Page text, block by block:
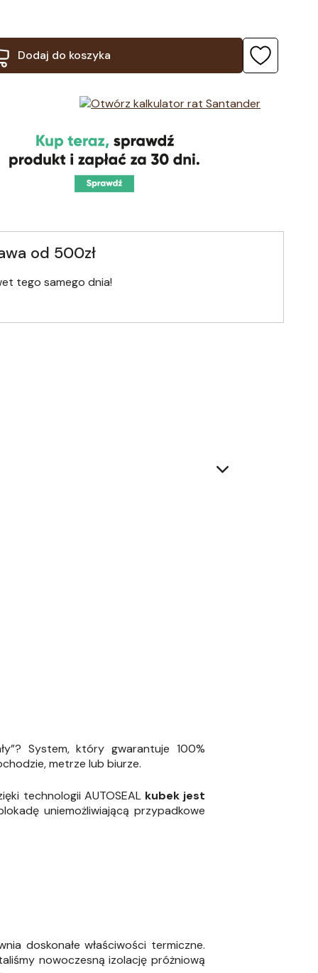
Dodaj do koszyka
od 500zł
tego samego dnia!
System, który gwarantuje 100%
metrze lub biurze.
technologii AUTOSEAL kubek jest
uniemożliwiającą przypadkowe
doskonałe właściwości termiczne.
nowoczesną izolację próżniową